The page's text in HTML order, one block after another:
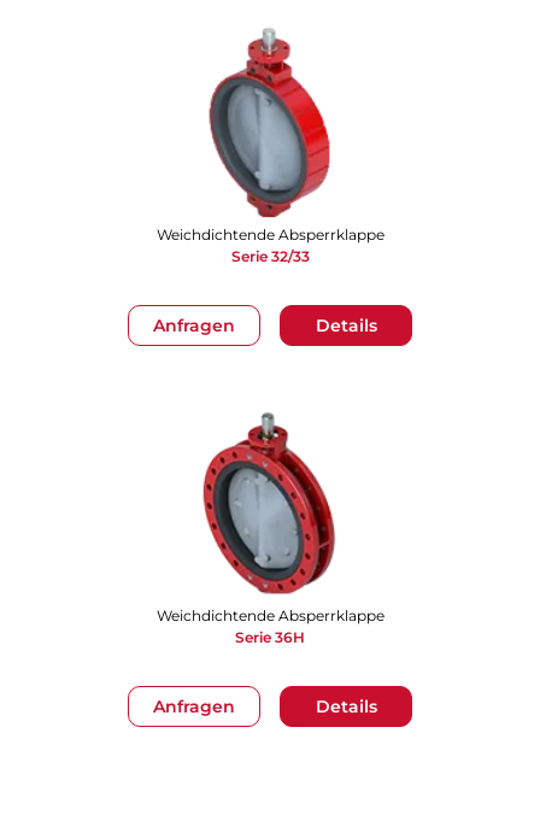
Anfragen Details
Weichdichtende Absperrklappe
Serie 32/33
Anfragen Details
Weichdichtende Absperrklappe
Serie 36H